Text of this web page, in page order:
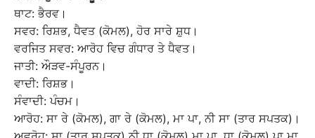
ਥਾਟ: ਭੈਰਵ।
ਸਵਰ: ਰਿਸ਼ਭ, ਧੈਵਤ (ਕੋਮਲ), ਹੋਰ ਸਾਰੇ ਸ਼ੁਧ।
ਵਰਜਿਤ ਸਵਰ: ਆਰੋਹ ਵਿਚ ਗੰਧਾਰ ਤੇ ਧੈਵਤ।
ਜਾਤੀ: ਔੜਵ-ਸੰਪੂਰਨ।
ਵਾਦੀ: ਰਿਸ਼ਭ।
ਸੰਵਾਦੀ: ਪੰਚਮ।
ਆਰੋਹ: ਸਾ ਰੇ (ਕੋਮਲ), ਗਾ ਰੇ (ਕੋਮਲ), ਮਾ ਪਾ, ਨੀ ਸਾ (ਤਾਰ ਸਪਤਕ)।